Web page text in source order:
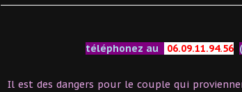
téléphonez au 06.09.11.94.56
Il est des dangers pour le couple qui